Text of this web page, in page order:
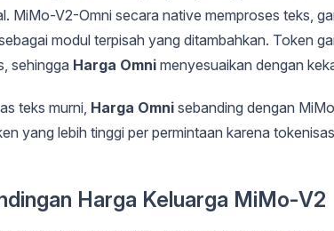
MiMo-V2-Omni secara native memproses teks,
modul terpisah yang ditambahkan. Token
sehingga Harga Omni menyesuaikan dengan
teks murni, Harga Omni sebanding dengan
yang lebih tinggi per permintaan karena
Harga Keluarga MiMo-V2